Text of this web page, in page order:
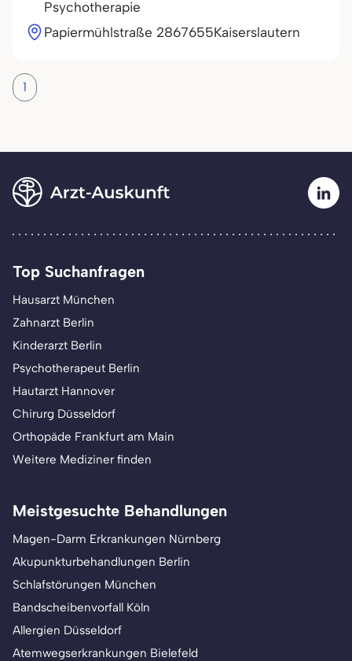
Psychotherapie
Papiermühlstraße 2867655Kaiserslautern
1
Top Suchanfragen
Hausarzt München
Zahnarzt Berlin
Kinderarzt Berlin
Psychotherapeut Berlin
Hautarzt Hannover
Chirurg Düsseldorf
Orthopäde Frankfurt am Main
Weitere Mediziner finden
Meistgesuchte Behandlungen
Magen-Darm Erkrankungen Nürnberg
Akupunkturbehandlungen Berlin
Schlafstörungen München
Bandscheibenvorfall Köln
Allergien Düsseldorf
Atemwegserkrankungen Bielefeld